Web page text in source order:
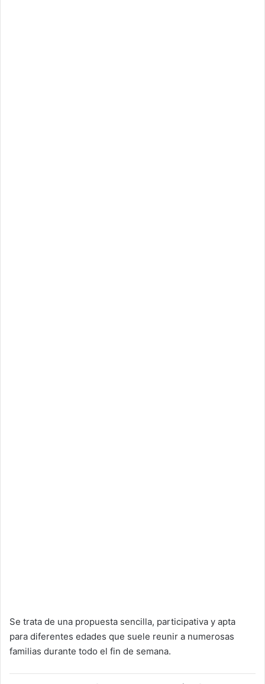
Se trata de una propuesta sencilla, participativa y apta
para diferentes edades que suele reunir a numerosas
familias durante todo el fin de semana.